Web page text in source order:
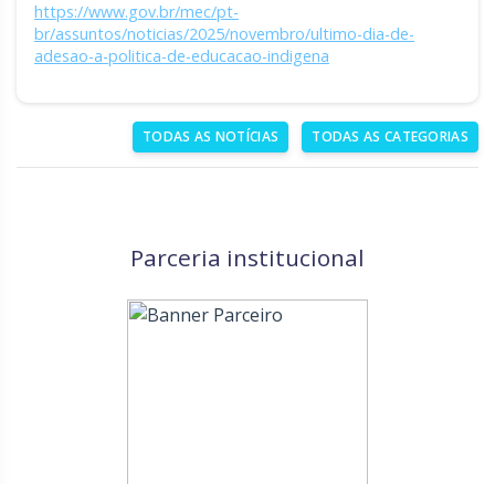
https://www.gov.br/mec/pt-
br/assuntos/noticias/2025/novembro/ultimo-dia-de-
adesao-a-politica-de-educacao-indigena
TODAS AS NOTÍCIAS TODAS AS CATEGORIAS
Parceria institucional